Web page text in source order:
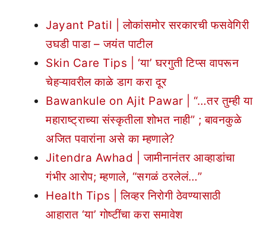
Jayant Patil | लोकांसमोर सरकारची फसवेगिरी
उघडी पाडा – जयंत पाटील
Skin Care Tips | ‘या’ घरगुती टिप्स वापरून
चेहऱ्यावरील काळे डाग करा दूर
Bawankule on Ajit Pawar | “…तर तुम्ही या
महाराष्ट्राच्या संस्कृतीला शोभत नाही” ; बावनकुळे
अजित पवारांना असे का म्हणाले?
Jitendra Awhad | जामीनानंतर आव्हाडांचा
गंभीर आरोप; म्हणाले, “सगळं ठरलेलं…”
Health Tips | लिव्हर निरोगी ठेवण्यासाठी
आहारात ‘या’ गोष्टींचा करा समावेश